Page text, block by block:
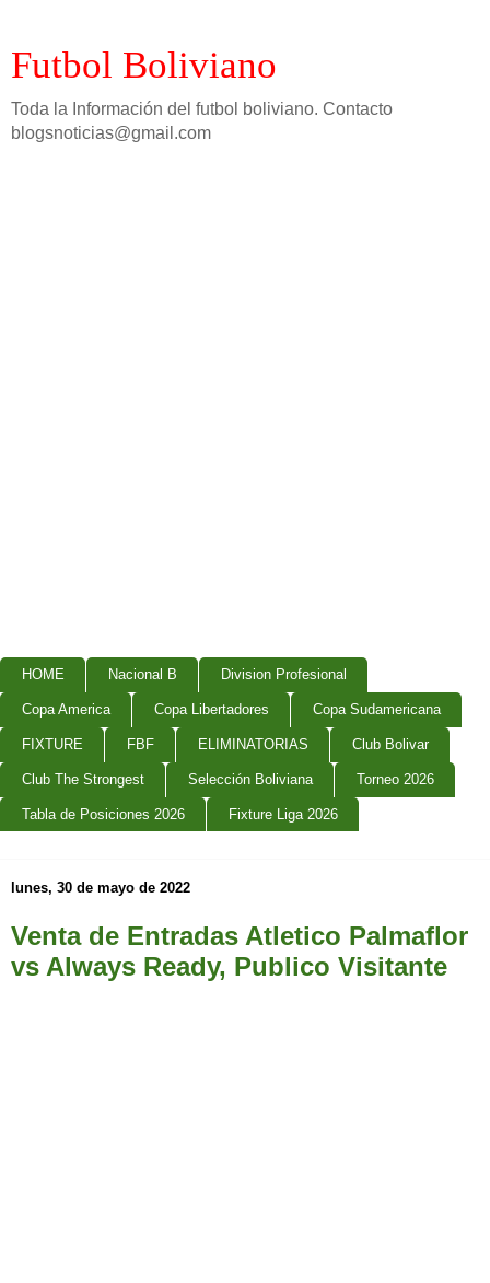
Futbol Boliviano
Toda la Información del futbol boliviano. Contacto
blogsnoticias@gmail.com
HOME Nacional B Division Profesional
Copa America Copa Libertadores Copa Sudamericana
FIXTURE FBF ELIMINATORIAS Club Bolivar
Club The Strongest Selección Boliviana Torneo 2026
Tabla de Posiciones 2026 Fixture Liga 2026
lunes, 30 de mayo de 2022
Venta de Entradas Atletico Palmaflor
vs Always Ready, Publico Visitante